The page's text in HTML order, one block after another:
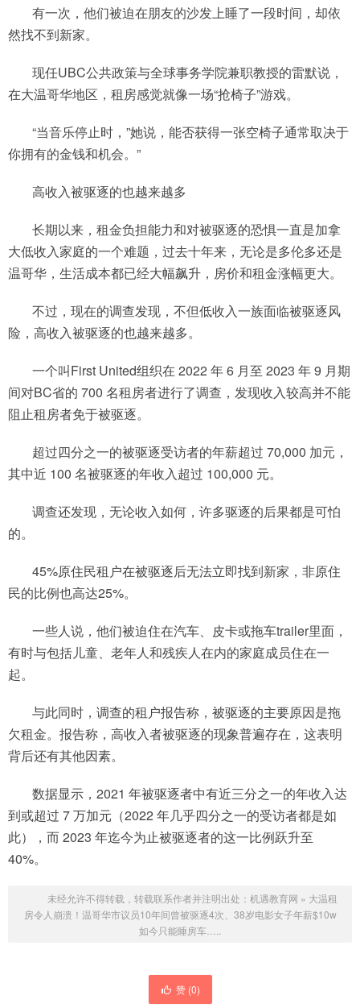
有一次，他们被迫在朋友的沙发上睡了一段时间，却依
然找不到新家。
现任UBC公共政策与全球事务学院兼职教授的雷默说，
在大温哥华地区，租房感觉就像一场“抢椅子”游戏。
“当音乐停止时，”她说，能否获得一张空椅子通常取决于
你拥有的金钱和机会。”
高收入被驱逐的也越来越多
长期以来，租金负担能力和对被驱逐的恐惧一直是加拿
大低收入家庭的一个难题，过去十年来，无论是多伦多还是
温哥华，生活成本都已经大幅飙升，房价和租金涨幅更大。
不过，现在的调查发现，不但低收入一族面临被驱逐风
险，高收入被驱逐的也越来越多。
一个叫First United组织在 2022 年 6 月至 2023 年 9 月期
间对BC省的 700 名租房者进行了调查，发现收入较高并不能
阻止租房者免于被驱逐。
超过四分之一的被驱逐受访者的年薪超过 70,000 加元，
其中近 100 名被驱逐的年收入超过 100,000 元。
调查还发现，无论收入如何，许多驱逐的后果都是可怕
的。
45%原住民租户在被驱逐后无法立即找到新家，非原住
民的比例也高达25%。
一些人说，他们被迫住在汽车、皮卡或拖车trailer里面，
有时与包括儿童、老年人和残疾人在内的家庭成员住在一
起。
与此同时，调查的租户报告称，被驱逐的主要原因是拖
欠租金。报告称，高收入者被驱逐的现象普遍存在，这表明
背后还有其他因素。
数据显示，2021 年被驱逐者中有近三分之一的年收入达
到或超过 7 万加元（2022 年几乎四分之一的受访者都是如
此），而 2023 年迄今为止被驱逐者的这一比例跃升至
40%。
未经允许不得转载，转载联系作者并注明出处： 机遇教育网 » 大温租
房令人崩溃！温哥华市议员10年间曾被驱逐4次、38岁电影女子年薪$10w
如今只能睡房车…..
赞 (0)